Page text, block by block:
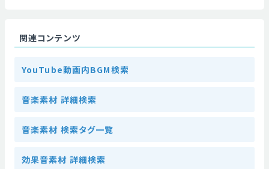
関連コンテンツ
YouTube動画内BGM検索
音楽素材 詳細検索
音楽素材 検索タグ一覧
効果音素材 詳細検索